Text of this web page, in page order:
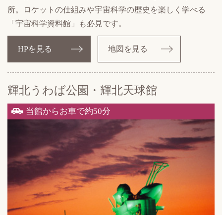
所。ロケットの仕組みや宇宙科学の歴史を楽しく学べる
「宇宙科学資料館」も必見です。
HPを見る 地図を見る
輝北うわば公園・ 輝北天球館
当館からお車で約50分